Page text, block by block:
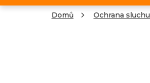
Domů Ochrana sluchu